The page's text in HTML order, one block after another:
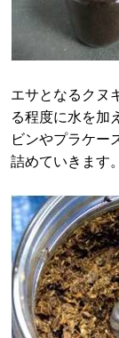
エサとなるクヌ
る程度に水を加
ビンやプラケー
詰めていきます。